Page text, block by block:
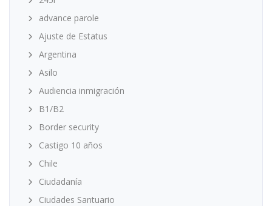
advance parole
Ajuste de Estatus
Argentina
Asilo
Audiencia inmigración
B1/B2
Border security
Castigo 10 años
Chile
Ciudadanía
Ciudades Santuario